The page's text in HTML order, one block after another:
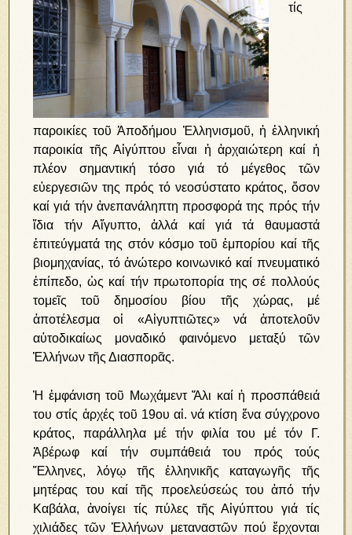
τίς
παροικίες τοῦ Ἀποδήμου Ἑλληνισμοῦ, ἡ ἑλληνική
παροικία τῆς Αἰγύπτου εἶναι ἡ ἀρχαιώτερη καί ἡ
πλέον σημαντική τόσο γιά τό μέγεθος τῶν
εὐεργεσιῶν της πρός τό νεοσύστατο κράτος, ὅσον
καί γιά τήν ἀνεπανάληπτη προσφορά της πρός τήν
ἴδια τήν Αἴγυπτο, ἀλλά καί γιά τά θαυμαστά
ἐπιτεύγματά της στόν κόσμο τοῦ ἐμπορίου καί τῆς
βιομηχανίας, τό ἀνώτερο κοινωνικό καί πνευματικό
ἐπίπεδο, ὡς καί τήν πρωτοπορία της σέ πολλούς
τομεῖς τοῦ δημοσίου βίου τῆς χώρας, μέ
ἀποτέλεσμα οἱ «Αἰγυπτιῶτες» νά ἀποτελοῦν
αὐτοδικαίως μοναδικό φαινόμενο μεταξύ τῶν
Ἑλλήνων τῆς Διασπορᾶς.
Ἡ ἐμφάνιση τοῦ Μωχάμεντ Ἄλι καί ἡ προσπάθειά
του στίς ἀρχές τοῦ 19ου αἰ. νά κτίση ἕνα σύγχρονο
κράτος, παράλληλα μέ τήν φιλία του μέ τόν Γ.
Ἀβέρωφ καί τήν συμπάθειά του πρός τούς
Ἕλληνες, λόγῳ τῆς ἑλληνικῆς καταγωγῆς τῆς
μητέρας του καί τῆς προελεύσεώς του ἀπό τήν
Καβάλα, ἀνοίγει τίς πύλες τῆς Αἰγύπτου γιά τίς
χιλιάδες τῶν Ἑλλήνων μεταναστῶν πού ἔρχονται